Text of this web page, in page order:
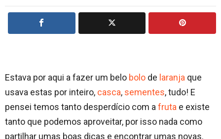
Estava por aqui a fazer um belo bolo de laranja que
usava estas por inteiro, casca, sementes, tudo! E
pensei temos tanto desperdício com a fruta e existe
tanto que podemos aproveitar, por isso nada como
partilhar umas boas dicas e encontrar umas novas.